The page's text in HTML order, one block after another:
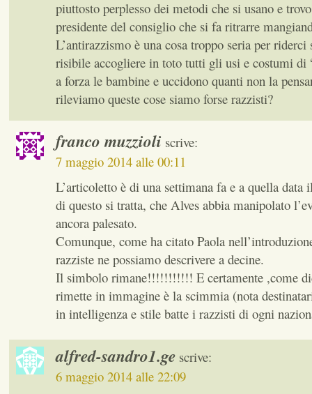
piuttosto perplesso dei metodi che si usano e
presidente del consiglio che si fa ritrarre
L’antirazzismo è una cosa troppo seria per riderci
risibile accogliere in toto tutti gli usi e costumi di
a forza le bambine e uccidono quanti non la
rileviamo queste cose siamo forse razzisti?
franco muzzioli scrive:
7 maggio 2014 alle 00:11
L’articoletto è di una settimana fa e a quella data
di questo si tratta, che Alves abbia manipolato
ancora palesato.
Comunque, come ha citato Paola
razziste ne possiamo descrivere a decine.
Il simbolo rimane!!!!!!!!!!! E certamente ,come
rimette in immagine è la scimmia (nota
in intelligenza e stile batte i razzisti di ogni
alfred-sandro1.ge scrive:
6 maggio 2014 alle 22:09